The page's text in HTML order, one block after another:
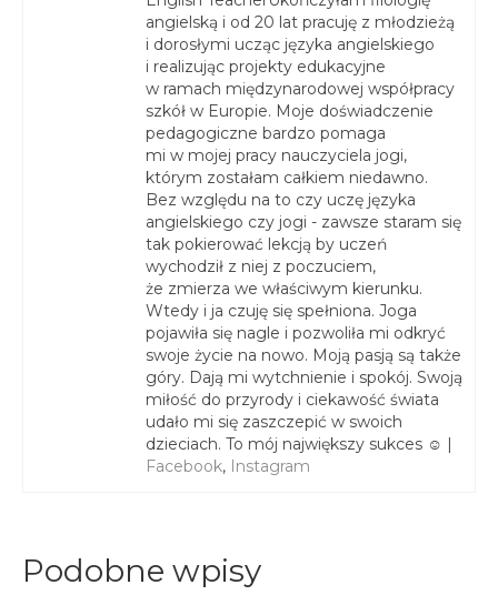
angielską i od 20 lat pracuję z młodzieżą
i dorosłymi ucząc języka angielskiego
i realizując projekty edukacyjne
w ramach międzynarodowej współpracy
szkół w Europie. Moje doświadczenie
pedagogiczne bardzo pomaga
mi w mojej pracy nauczyciela jogi,
którym zostałam całkiem niedawno.
Bez względu na to czy uczę języka
angielskiego czy jogi - zawsze staram się
tak pokierować lekcją by uczeń
wychodził z niej z poczuciem,
że zmierza we właściwym kierunku.
Wtedy i ja czuję się spełniona. Joga
pojawiła się nagle i pozwoliła mi odkryć
swoje życie na nowo. Moją pasją są także
góry. Dają mi wytchnienie i spokój. Swoją
miłość do przyrody i ciekawość świata
udało mi się zaszczepić w swoich
dzieciach. To mój największy sukces ☺ |
Facebook, Instagram
Podobne wpisy